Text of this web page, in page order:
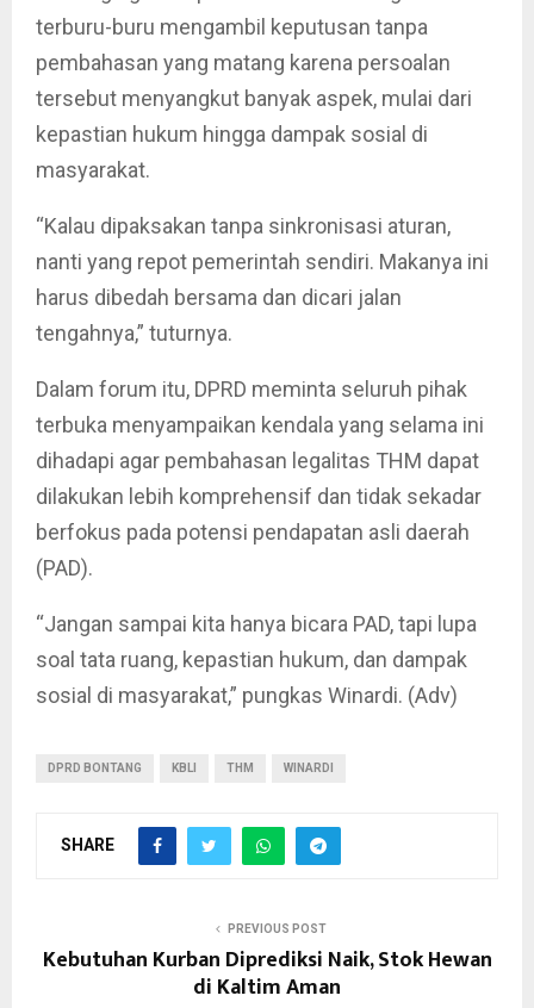
terburu-buru mengambil keputusan tanpa
pembahasan yang matang karena persoalan
tersebut menyangkut banyak aspek, mulai dari
kepastian hukum hingga dampak sosial di
masyarakat.
“Kalau dipaksakan tanpa sinkronisasi aturan,
nanti yang repot pemerintah sendiri. Makanya ini
harus dibedah bersama dan dicari jalan
tengahnya,” tuturnya.
Dalam forum itu, DPRD meminta seluruh pihak
terbuka menyampaikan kendala yang selama ini
dihadapi agar pembahasan legalitas THM dapat
dilakukan lebih komprehensif dan tidak sekadar
berfokus pada potensi pendapatan asli daerah
(PAD).
“Jangan sampai kita hanya bicara PAD, tapi lupa
soal tata ruang, kepastian hukum, dan dampak
sosial di masyarakat,” pungkas Winardi. (Adv)
DPRD BONTANG KBLI THM WINARDI
SHARE
PREVIOUS POST
Kebutuhan Kurban Diprediksi Naik, Stok Hewan
di Kaltim Aman